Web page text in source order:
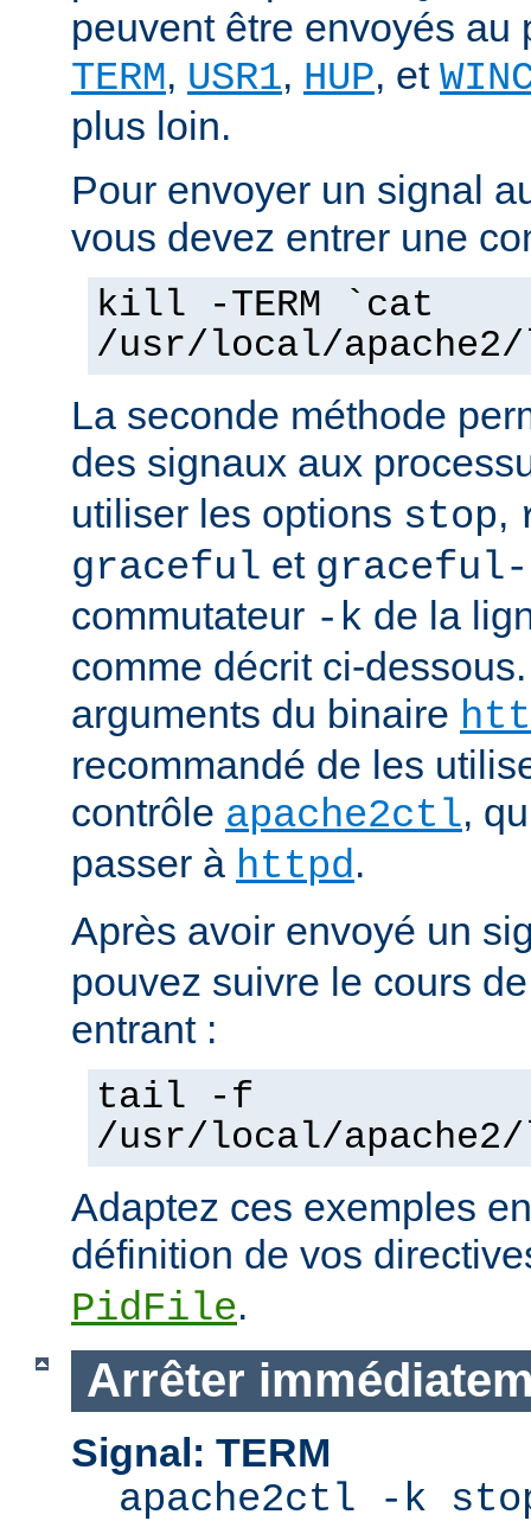
peuvent être envoyés au
TERM, USR1, HUP, et
plus loin.
Pour envoyer un signal
vous devez entrer une
kill -TERM `cat
/usr/local/
La seconde méthode
des signaux aux
utiliser les options stop,
graceful et
commutateur -k de la
comme décrit ci-
arguments du binaire
recommandé de les
contrôle apache2ctl,
passer à httpd.
Après avoir envoyé un
pouvez suivre le cours
entrant :
tail -f
/usr/local/
Adaptez ces exemples
définition de vos
PidFile.
Arrêter
Signal: TERM
apache2ctl -k